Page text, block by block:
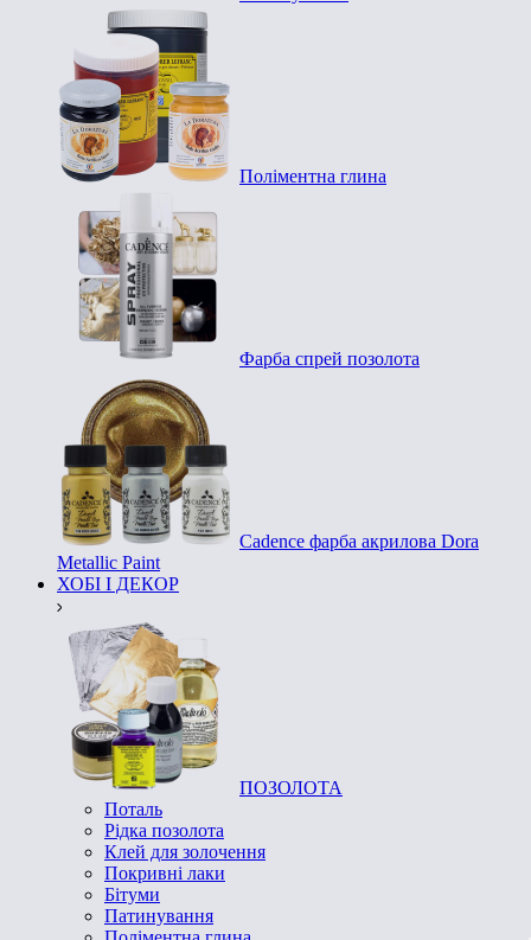
Поліментна глина
Фарба спрей позолота
Cadence фарба акрилова Dora
Metallic Paint
ХОБІ І ДЕКОР
ПОЗОЛОТА
Поталь
Рідка позолота
Клей для золочення
Покривні лаки
Бітуми
Патинування